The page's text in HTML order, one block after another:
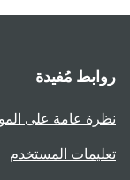
مُفيدة
عامة على المواضيع
المستخدم